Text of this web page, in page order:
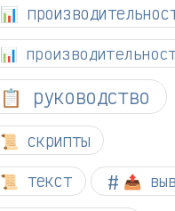
📊
📊
📋 руководство
📜 скрипты
📜 текст 📤